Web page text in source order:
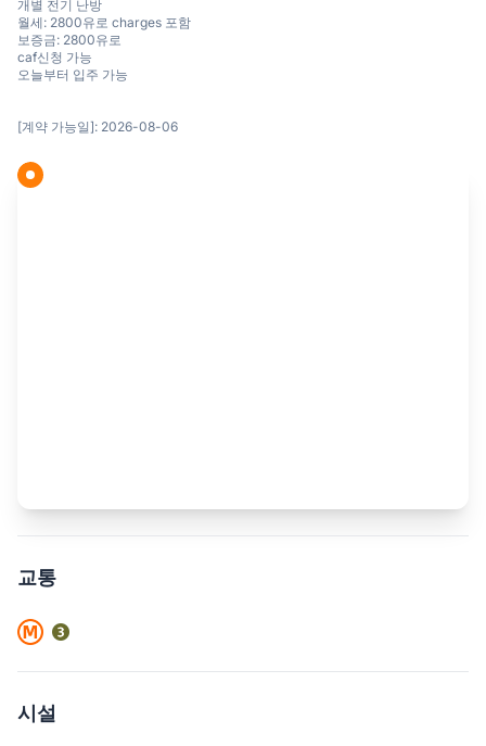
개별 전기 난방
월세: 2800유로 charges 포함
보증금: 2800유로
caf신청 가능
오늘부터 입주 가능
[계약 가능일]: 2026-08-06
교통
시설